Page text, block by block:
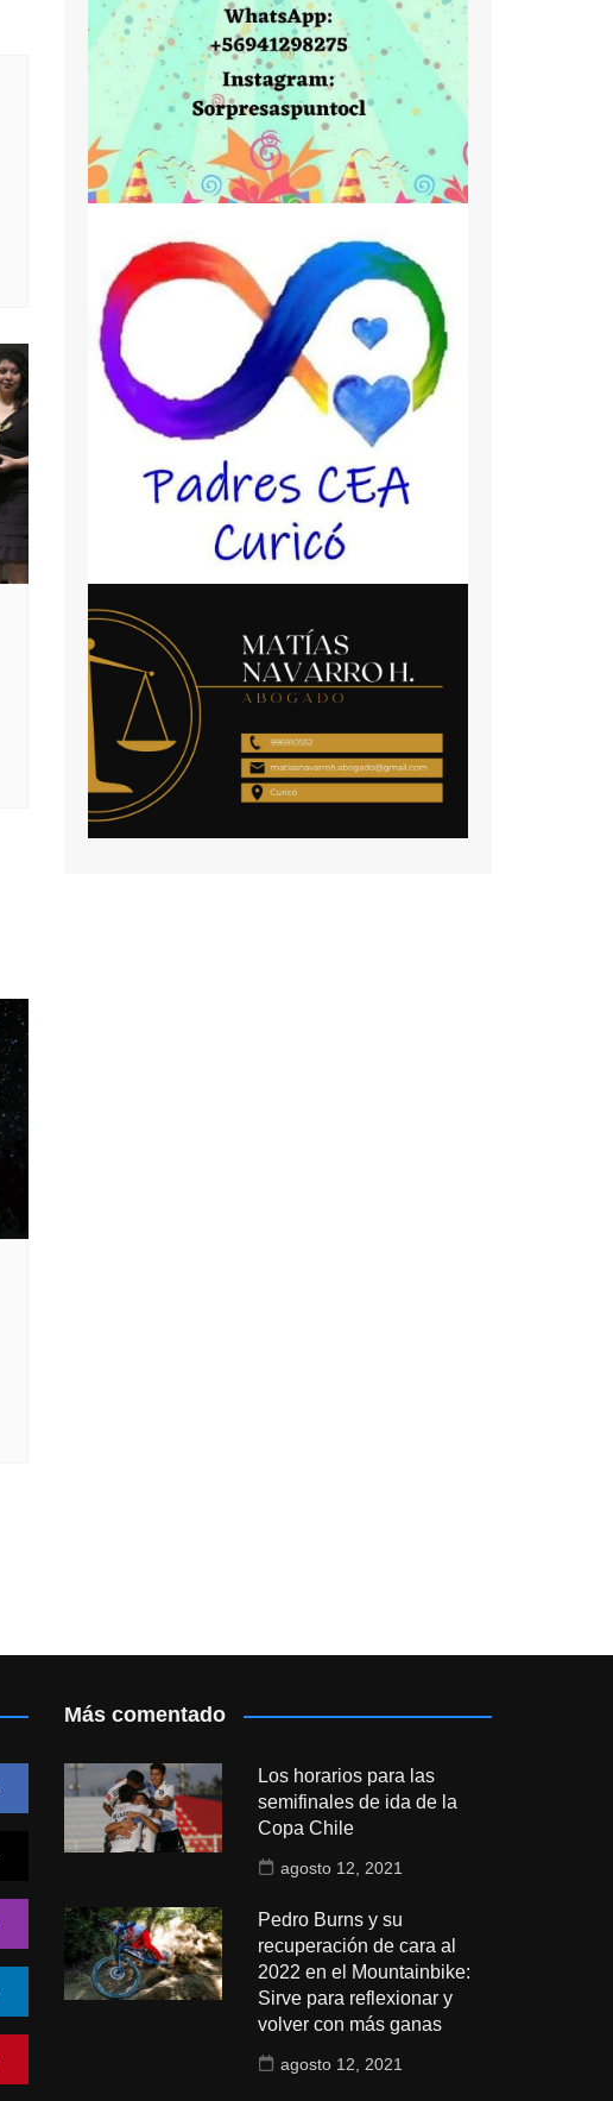
Más comentado
Los horarios para las
semifinales de ida de la
Copa Chile
agosto 12, 2021
Pedro Burns y su
recuperación de cara al
2022 en el Mountainbike:
Sirve para reflexionar y
volver con más ganas
agosto 12, 2021